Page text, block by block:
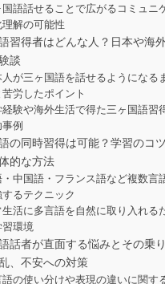
国語話せることで広がるコミュニ
理解の可能性
習得者はどんな人？日本や海
談
人が三ヶ国語を話せるようになる
労したポイント
経験や海外生活で得た三ヶ国語習
事例
の同時習得は可能？学習のコ
的な方法
・中国語・フランス語など複数言
するテクニック
生活に多言語を自然に取り入れる
環境
話者が直面する悩みとその乗
、不安への対策
語の使い分けや表現の違いに関す